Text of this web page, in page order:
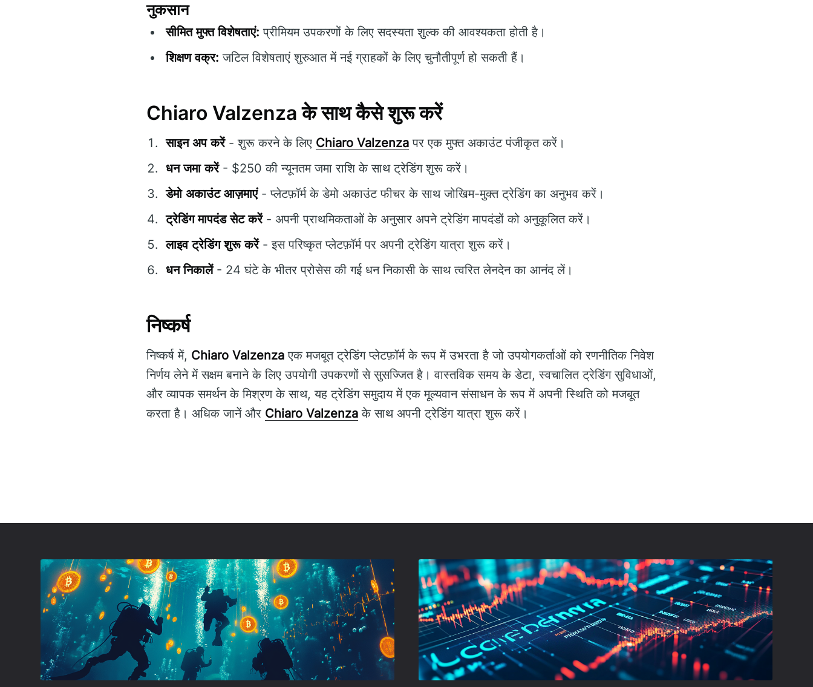
नुकसान
सीमित मुफ्त विशेषताएं: प्रीमियम उपकरणों के लिए सदस्यता शुल्क की आवश्यकता होती है।
शिक्षण वक्र: जटिल विशेषताएं शुरुआत में नई ग्राहकों के लिए चुनौतीपूर्ण हो सकती हैं।
Chiaro Valzenza के साथ कैसे शुरू करें
साइन अप करें- शुरू करने के लिए Chiaro Valzenza पर एक मुफ्त अकाउंट पंजीकृत करें।
धन जमा करें- $250 की न्यूनतम जमा राशि के साथ ट्रेडिंग शुरू करें।
डेमो अकाउंट आज़माएं- प्लेटफ़ॉर्म के डेमो अकाउंट फीचर के साथ जोखिम-मुक्त ट्रेडिंग का अनुभव करें।
ट्रेडिंग मापदंड सेट करें- अपनी प्राथमिकताओं के अनुसार अपने ट्रेडिंग मापदंडों को अनुकूलित करें।
लाइव ट्रेडिंग शुरू करें- इस परिष्कृत प्लेटफ़ॉर्म पर अपनी ट्रेडिंग यात्रा शुरू करें।
धन निकालें- 24 घंटे के भीतर प्रोसेस की गई धन निकासी के साथ त्वरित लेनदेन का आनंद लें।
निष्कर्ष
निष्कर्ष में, Chiaro Valzenza एक मजबूत ट्रेडिंग प्लेटफ़ॉर्म के रूप में उभरता है जो उपयोगकर्ताओं को रणनीतिक निवेश
निर्णय लेने में सक्षम बनाने के लिए उपयोगी उपकरणों से सुसज्जित है। वास्तविक समय के डेटा, स्वचालित ट्रेडिंग सुविधाओं,
और व्यापक समर्थन के मिश्रण के साथ, यह ट्रेडिंग समुदाय में एक मूल्यवान संसाधन के रूप में अपनी स्थिति को मजबूत
करता है। अधिक जानें और Chiaro Valzenza के साथ अपनी ट्रेडिंग यात्रा शुरू करें।